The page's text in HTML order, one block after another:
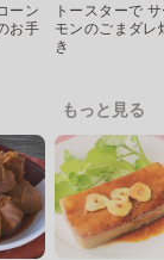
ーン
お手
トースターで
モンのごまダレ
き
もっと見る